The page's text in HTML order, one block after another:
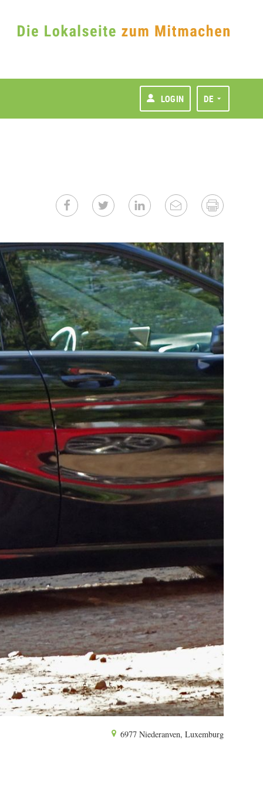
LOGIN DE
6977 Niederanven, Luxemburg